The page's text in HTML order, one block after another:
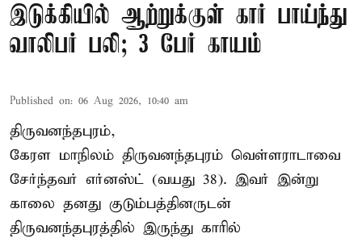
இடுக்கியில் ஆற்றுக்குள் கார் பாய்ந்து
வாலிபர் பலி; 3 பேர் காயம்
Published on: 06 Aug 2026, 10:40 am
திருவனந்தபுரம்,
கேரள மாநிலம் திருவனந்தபுரம் வெள்ளராடாவை
சேர்ந்தவர் எர்னஸ்ட் (வயது 38). இவர் இன்று
காலை தனது குடும்பத்தினருடன்
திருவனந்தபுரத்தில் இருந்து காரில்